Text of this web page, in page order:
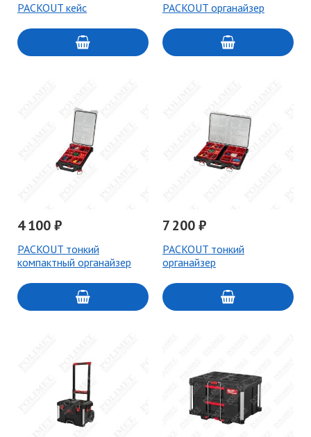
PACKOUT кейс PACKOUT органайзер
4 100 ₽
PACKOUT тонкий
компактный органайзер
7 200 ₽
PACKOUT тонкий
органайзер